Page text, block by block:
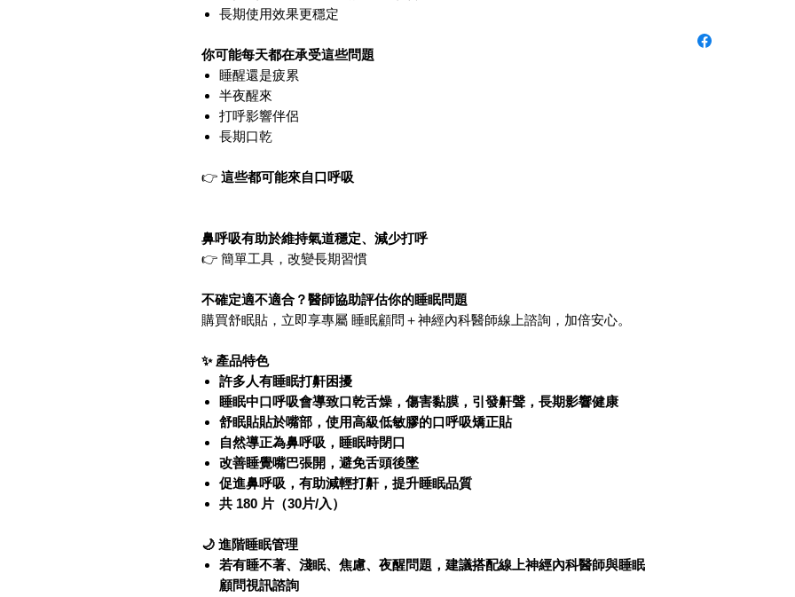
長期使用效果更穩定
你可能每天都在承受這些問題
睡醒還是疲累
半夜醒來
打呼影響伴侶
長期口乾
👉 這些都可能來自口呼吸
鼻呼吸有助於維持氣道穩定、減少打呼
👉 簡單工具，改變長期習慣
不確定適不適合？醫師協助評估你的睡眠問題
購買舒眠貼，立即享專屬 睡眠顧問＋神經內科醫師線上諮詢，加倍安心。
✨ 產品特色
許多人有睡眠打鼾困擾
睡眠中口呼吸會導致口乾舌燥，傷害黏膜，引發鼾聲，長期影響健康
舒眠貼貼於嘴部，使用高級低敏膠的口呼吸矯正貼
自然導正為鼻呼吸，睡眠時閉口
改善睡覺嘴巴張開，避免舌頭後墜
促進鼻呼吸，有助減輕打鼾，提升睡眠品質
共 180 片（30片/入）
🌙 進階睡眠管理
若有睡不著、淺眠、焦慮、夜醒問題，建議搭配線上神經內科醫師與睡眠
顧問視訊諮詢
4.如本店無法接受
2.收到商品後可享
靠全球官網